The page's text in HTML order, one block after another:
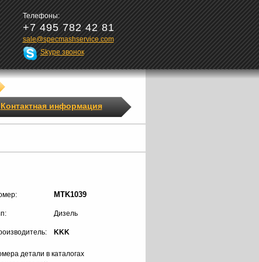
Телефоны:
+7 495 782 42 81
sale@specmashservice.com
Skype звонок
Контактная информация
MTK1039
Дизель
KKK
детали в каталогах